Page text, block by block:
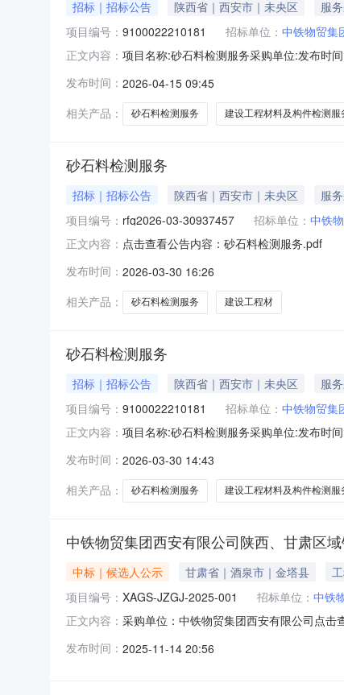
招标｜招标公告 陕西省｜西安市｜未央区 服
项目编号： 9100022210181 招标单位： 中铁物贸集
正文内容： 项目名称:砂石料检测服务采购单位:发布时
税专用发票发票抬头:中铁物贸集团西安有
发布时间： 2026-04-15 09:45
相关产品：
砂石料检测服务 建设工程材料及构件检测服
砂石料检测服务
招标｜招标公告 陕西省｜西安市｜未央区 服
项目编号： rfq2026-03-30937457 招标单位： 中铁
正文内容： 点击查看公告内容：砂石料检测服务.pdf
发布时间： 2026-03-30 16:26
相关产品：
砂石料检测服务 建设工程材
砂石料检测服务
招标｜招标公告 陕西省｜西安市｜未央区 服
项目编号： 9100022210181 招标单位： 中铁物贸集
正文内容： 项目名称:砂石料检测服务采购单位:发布时
税专用发票发票抬头:中铁物贸集团西安有
发布时间： 2026-03-30 14:43
相关产品：
砂石料检测服务 建设工程材料及构件检测服
中铁物贸集团西安有限公司陕西、甘肃区
中标｜候选人公示 甘肃省｜酒泉市｜金塔县
项目编号： XAGS-JZGJ-2025-001 招标单位： 中铁
正文内容： 采购单位：中铁物贸集团西安有限公司点
发布时间： 2025-11-14 20:56